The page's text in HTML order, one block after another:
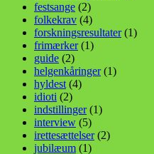
festsange (2)
folkekrav (4)
forskningsresultater(1)
frimærker(1)
guide (2)
helgenkåringer(1)
hyldest (4)
idioti (2)
indstillinger(1)
interview (5)
irettesættelser(2)
jubilæum (1)